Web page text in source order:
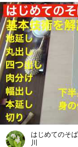
はじめてのそ
川